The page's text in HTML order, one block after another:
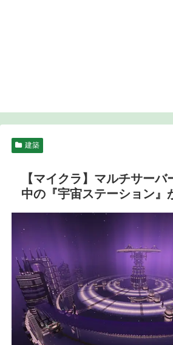
建築
【マイクラ】マルチサーバ
中の『宇宙ステーション』